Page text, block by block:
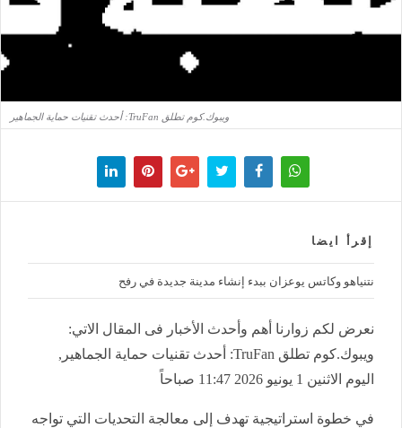
ويبوك.كوم تطلق TruFan: أحدث تقنيات حماية الجماهير
إقرأ ايضا
نتنياهو وكاتس يوعزان ببدء إنشاء مدينة جديدة في رفح
نعرض لكم زوارنا أهم وأحدث الأخبار فى المقال الاتي:
ويبوك.كوم تطلق TruFan: أحدث تقنيات حماية الجماهير,
اليوم الاثنين 1 يونيو 2026 11:47 صباحاً
في خطوة استراتيجية تهدف إلى معالجة التحديات التي تواجه